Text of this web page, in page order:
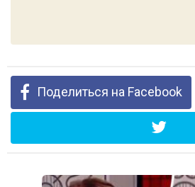
Поделиться на Facebook